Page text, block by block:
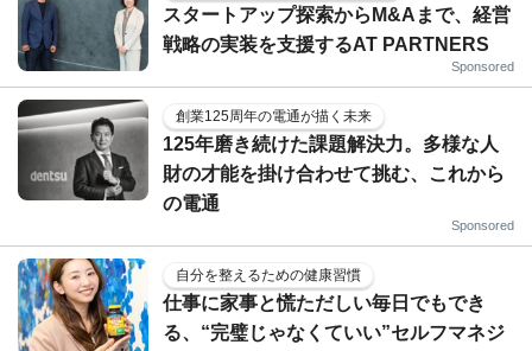
スタートアップ探索からM&Aまで、経営
戦略の実装を支援するAT PARTNERS
Sponsored
創業125周年の電通が描く未来
125年磨き続けた課題解決力。多様な人
財の才能を掛け合わせて挑む、これから
の電通
Sponsored
自分を整えるための健康習慣
仕事に家事と慌ただしい毎日でもでき
る、“完璧じゃなくていい”セルフマネジ